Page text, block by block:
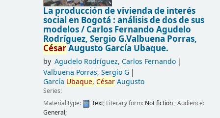
La producción de vivienda de interés
social en Bogotá : análisis de dos de sus
modelos / Carlos Fernando Agudelo
Rodríguez, Sergio G.Valbuena Porras,
CésarAugusto García Ubaque.
by Agudelo Rodríguez, Carlos Fernando
Valbuena Porras, Sergio G
García Ubaque, CésarAugusto
Series:
Material type:
Text; Literary form: Not fiction; Audience:
General;